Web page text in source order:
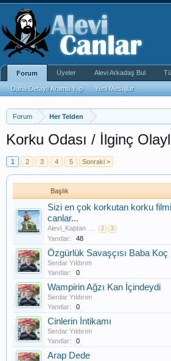
Forum Her Telden
Korku Odası / İlginç
1 2 3 4 5 Sonraki >
Başlık
Sizi en çok korkutan korku
canlar...
Alevi_Kaptan ... 2 3
Yanıtlar: 48
Özgürlük Savaşçısı Baba Koç
Serdar Yıldırım
Yanıtlar:
0
Wampirin Ağzı Kan İçindeydi
Serdar Yıldırım
Yanıtlar:
0
Cinlerin İntikamı
Serdar Yıldırım
Yanıtlar:
0
Arap Dede
Forum
Daha Detaylı Arama Yap Yeni Mesajlar
Üyeler Alevi Arkadaş Bul